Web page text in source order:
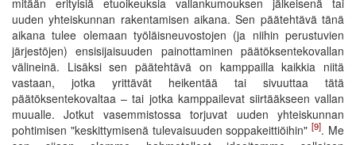
uuden yhteiskunnan rakentamisen aikana. Sen päätehtävä tänä
aikana tulee olemaan työläisneuvostojen (ja niihin perustuvien
järjestöjen) ensisijaisuuden painottaminen päätöksentekovallan
välineinä. Lisäksi sen päätehtävä on kamppailla kaikkia niitä
vastaan, jotka yrittävät heikentää tai sivuuttaa tätä
päätöksentekovaltaa – tai jotka kamppailevat siirtääkseen vallan
muualle. Jotkut vasemmistossa torjuvat uuden yhteiskunnan
pohtimisen "keskittymisenä tulevaisuuden soppakeittiöihin"[9]. Me